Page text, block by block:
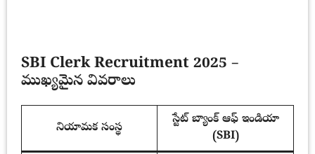
SBI Clerk Recruitment 2025 –
ముఖ్యమైన వివరాలు
నియామక సంస్థ
స్టేట్ బ్యాంక్ ఆఫ్ ఇండియా
(SBI)